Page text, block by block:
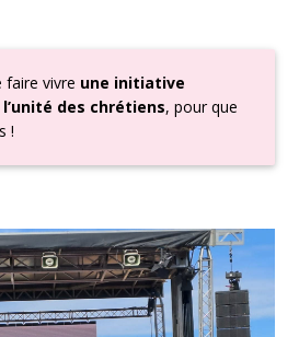
faire vivre une initiative
des chrétiens, pour que
!